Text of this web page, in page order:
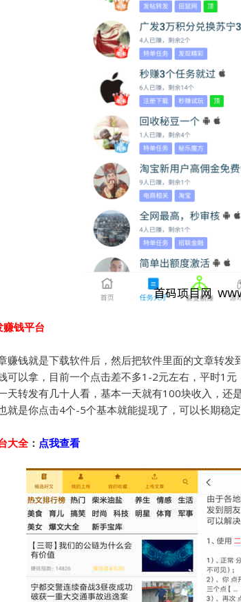
赚钱平台
赚钱就是下载软件后，然后把软件里面的文章转
可以拿，目前一个点击差不多1-2元左右，平时1
天转发有几十人看，基本一天就有100块收入，还
就是你点击4个-5个基本就能提现了，可以长期稳定
大全： 点我查看